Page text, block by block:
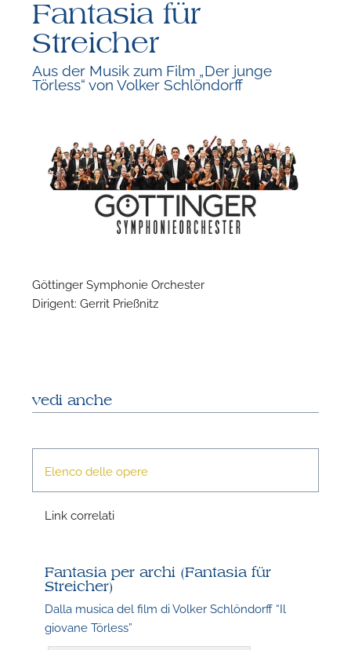
Fantasia für
Streicher
Aus der Musik zum Film „Der junge
Törless“ von Volker Schlöndorff
Göttinger Symphonie Orchester
Dirigent: Gerrit Prießnitz
vedi anche
Elenco delle opere
Link correlati
Fantasia per archi (Fantasia für
Streicher)
Dalla musica del film di Volker Schlöndorff “Il
giovane Törless”